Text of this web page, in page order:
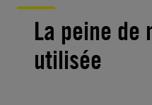
La peine de
utilisée